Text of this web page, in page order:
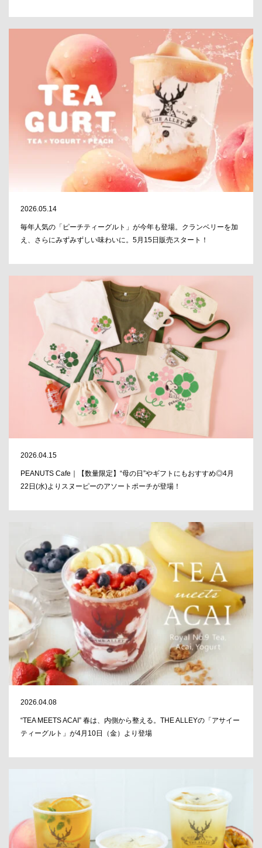
2026.05.14
毎年人気の「ピーチティーグルト」が今年も登場。クランベリーを加
え、さらにみずみずしい味わいに。5月15日販売スタート！
2026.04.15
PEANUTS Cafe｜【数量限定】“母の日”やギフトにもおすすめ◎4月
22日(水)よりスヌーピーのアソートポーチが登場！
2026.04.08
“TEA MEETS ACAI” 春は、内側から整える。THE ALLEYの「アサイー
ティーグルト」が4月10日（金）より登場